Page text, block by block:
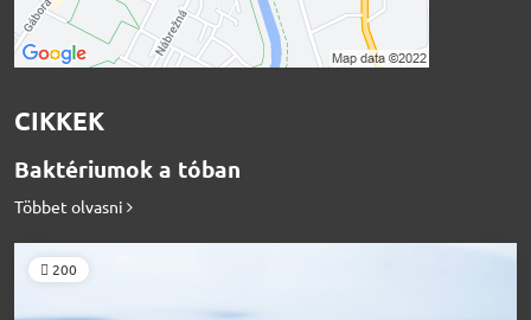
CIKKEK
Baktériumok a tóban
Többet olvasni
200